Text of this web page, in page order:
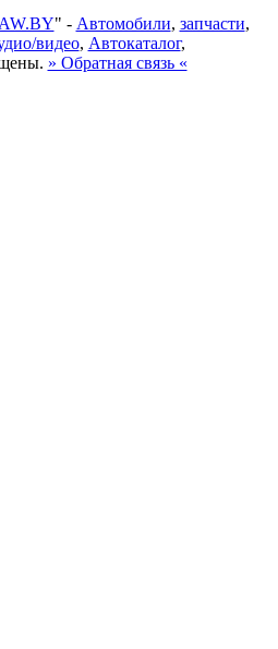
AW.BY" - Автомобили, запчасти,
видео, Автокаталог,
» Обратная связь «